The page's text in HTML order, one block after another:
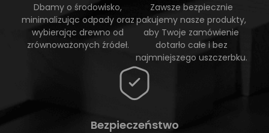
Dbamy o środowisko,
minimalizując odpady oraz
wybierając drewno od
zrównoważonych źródeł.
Zawsze bezpiecznie
pakujemy nasze produkty,
aby Twoje zamówienie
dotarło całe i bez
najmniejszego uszczerbku.
Bezpieczeństwo